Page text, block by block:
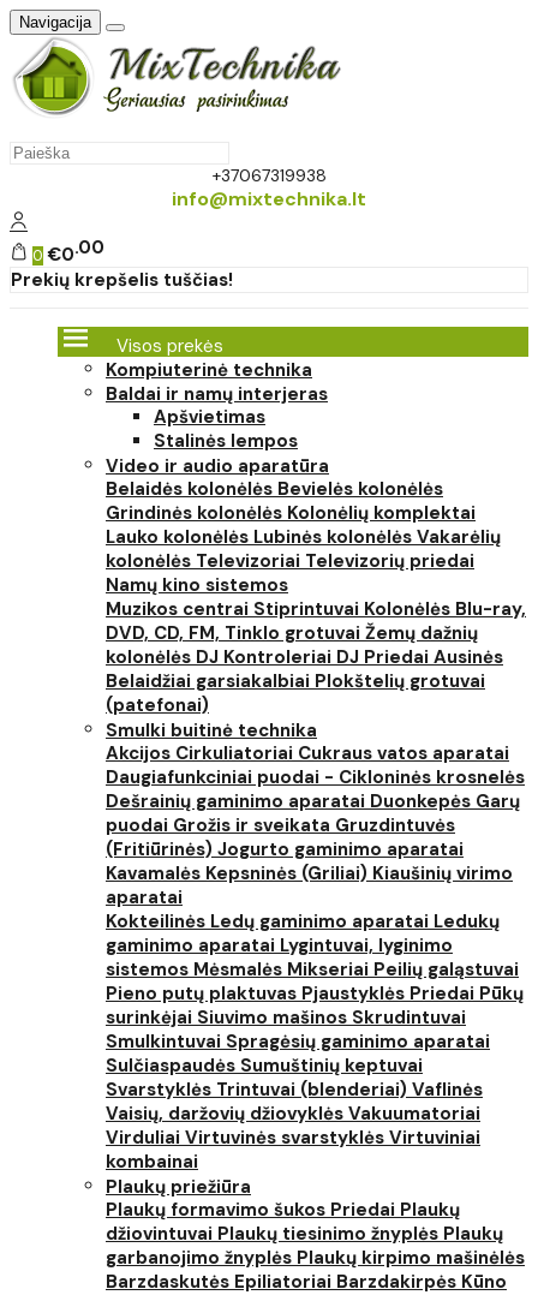
Navigacija
+37067319938
info@mixtechnika.lt
0 €0 00
Prekių krepšelis tuščias!
Visos prekės
Kompiuterinė technika
Baldai ir namų interjeras
Apšvietimas
Stalinės lempos
Video ir audio aparatūra
Belaidės kolonėlės Bevielės kolonėlės
Grindinės kolonėlės Kolonėlių komplektai
Lauko kolonėlės Lubinės kolonėlės Vakarėlių
kolonėlės Televizoriai Televizorių priedai
Namų kino sistemos
Muzikos centrai Stiprintuvai Kolonėlės Blu-ray,
DVD, CD, FM, Tinklo grotuvai Žemų dažnių
kolonėlės DJ Kontroleriai DJ Priedai Ausinės
Belaidžiai garsiakalbiai Plokštelių grotuvai
(patefonai)
Smulki buitinė technika
Akcijos Cirkuliatoriai Cukraus vatos aparatai
Daugiafunkciniai puodai - Cikloninės krosnelės
Dešrainių gaminimo aparatai Duonkepės Garų
puodai Grožis ir sveikata Gruzdintuvės
(Fritiūrinės) Jogurto gaminimo aparatai
Kavamalės Kepsninės (Griliai) Kiaušinių virimo
aparatai
Kokteilinės Ledų gaminimo aparatai Ledukų
gaminimo aparatai Lygintuvai, lyginimo
sistemos Mėsmalės Mikseriai Peilių galąstuvai
Pieno putų plaktuvas Pjaustyklės Priedai Pūkų
surinkėjai Siuvimo mašinos Skrudintuvai
Smulkintuvai Spragėsių gaminimo aparatai
Sulčiaspaudės Sumuštinių keptuvai
Svarstyklės Trintuvai (blenderiai) Vaflinės
Vaisių, daržovių džiovyklės Vakuumatoriai
Virduliai Virtuvinės svarstyklės Virtuviniai
kombainai
Plaukų priežiūra
Plaukų formavimo šukos Priedai Plaukų
džiovintuvai Plaukų tiesinimo žnyplės Plaukų
garbanojimo žnyplės Plaukų kirpimo mašinėlės
Barzdaskutės Epiliatoriai Barzdakirpės Kūno